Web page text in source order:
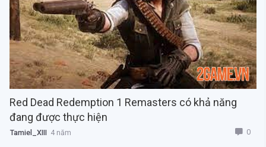
Red Dead Redemption 1 Remasters có khả năng
đang được thực hiện
Tamiel_XIII 4 năm 0